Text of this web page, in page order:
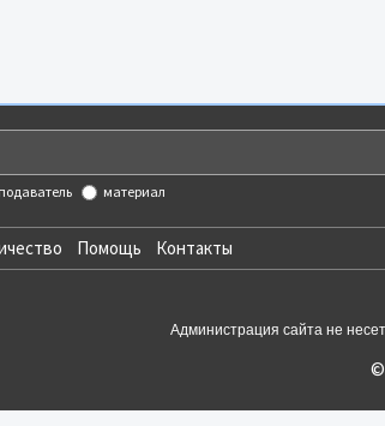
материал
Помощь Контакты
Администрация сайта не
©